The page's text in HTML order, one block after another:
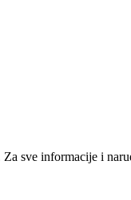
sve informacije i